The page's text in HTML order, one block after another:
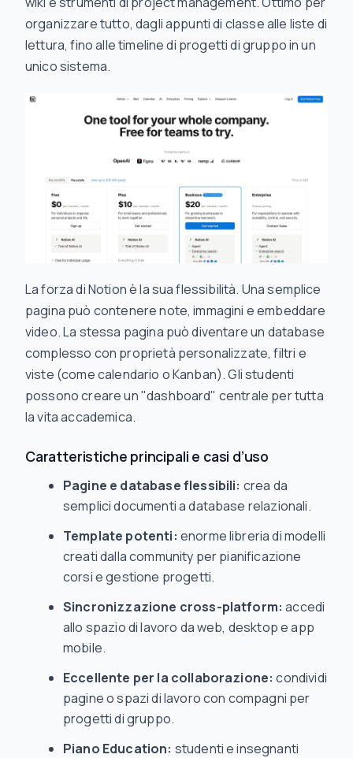
organizzare tutto, dagli appunti di classe alle liste di
lettura, fino alle timeline di progetti di gruppo in un
unico sistema.
La forza di Notion è la sua flessibilità. Una semplice
pagina può contenere note, immagini e embeddare
video. La stessa pagina può diventare un database
complesso con proprietà personalizzate, filtri e
viste (come calendario o Kanban). Gli studenti
possono creare un "dashboard" centrale per tutta
la vita accademica.
Caratteristiche principali e casi d’uso
Pagine e database flessibili: crea da
semplici documenti a database relazionali.
Template potenti: enorme libreria di modelli
creati dalla community per pianificazione
corsi e gestione progetti.
Sincronizzazione cross-platform: accedi
allo spazio di lavoro da web, desktop e app
mobile.
Eccellente per la collaborazione: condividi
pagine o spazi di lavoro con compagni per
progetti di gruppo.
Piano Education: studenti e insegnanti